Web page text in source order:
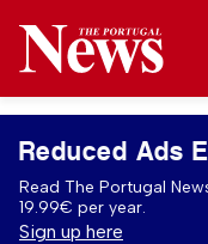
Reduced Ads
Read The Portugal
19.99€ per year.
Sign up here